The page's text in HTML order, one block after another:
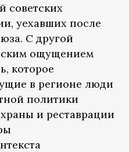
советских
уехавших после
С другой
ощущением
которое
в регионе люди
политики
и реставрации